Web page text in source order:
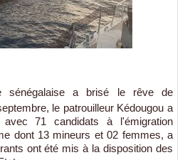
sénégalaise a brisé le rêve de
le patrouilleur Kédougou a
avec 71 candidats à l'émigration
dont 13 mineurs et 02 femmes, a
ont été mis à la disposition des